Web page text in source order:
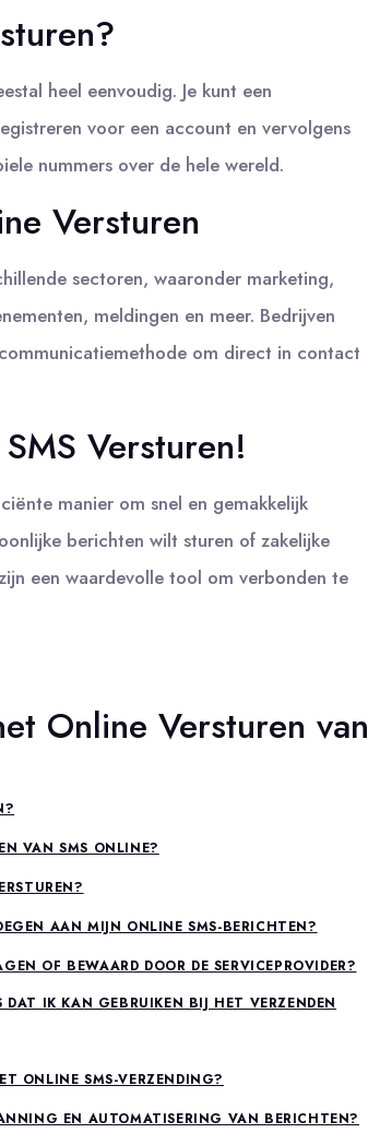
heel eenvoudig. Je kunt een
voor een account en vervolgens
nummers over de hele wereld.
Versturen
sectoren, waaronder marketing,
meldingen en meer. Bedrijven
om direct in contact
Versturen!
manier om snel en gemakkelijk
berichten wilt sturen of zakelijke
een waardevolle tool om verbonden te
Online Versturen van
VAN SMS ONLINE?
AAN MIJN ONLINE SMS-BERICHTEN?
OF BEWAARD DOOR DE SERVICEPROVIDER?
IK KAN GEBRUIKEN BIJ HET VERZENDEN
ONLINE SMS-VERZENDING?
EN AUTOMATISERING VAN BERICHTEN?